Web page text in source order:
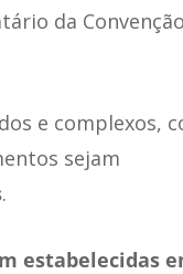
da
e complexos,
sejam
.
estabelecidas